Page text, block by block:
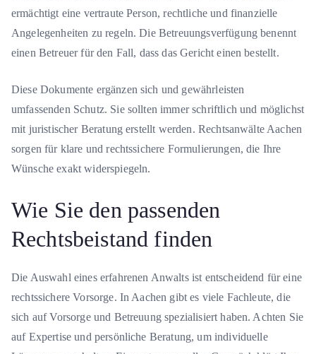
ermächtigt eine vertraute Person, rechtliche und finanzielle
Angelegenheiten zu regeln. Die Betreuungsverfügung benennt
einen Betreuer für den Fall, dass das Gericht einen bestellt.
Diese Dokumente ergänzen sich und gewährleisten
umfassenden Schutz. Sie sollten immer schriftlich und möglichst
mit juristischer Beratung erstellt werden. Rechtsanwälte Aachen
sorgen für klare und rechtssichere Formulierungen, die Ihre
Wünsche exakt widerspiegeln.
Wie Sie den passenden
Rechtsbeistand finden
Die Auswahl eines erfahrenen Anwalts ist entscheidend für eine
rechtssichere Vorsorge. In Aachen gibt es viele Fachleute, die
sich auf Vorsorge und Betreuung spezialisiert haben. Achten Sie
auf Expertise und persönliche Beratung, um individuelle